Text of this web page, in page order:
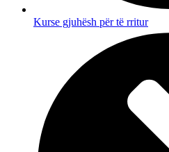
Kurse gjuhësh për të rritur